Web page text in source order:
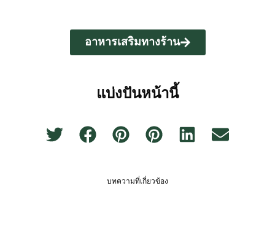
อาหารเสริมทางร้าน
แบ่งปันหน้านี้
บทความที่เกี่ยวข้อง